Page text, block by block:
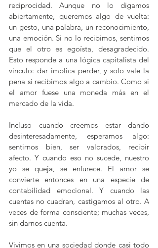
reciprocidad. Aunque no lo digamos
abiertamente, queremos algo de vuelta:
un gesto, una palabra, un reconocimiento,
una emoción. Si no lo recibimos, sentimos
que el otro es egoísta, desagradecido.
Esto responde a una lógica capitalista del
vínculo: dar implica perder, y solo vale la
pena si recibimos algo a cambio. Como si
el amor fuese una moneda más en el
mercado de la vida.
Incluso cuando creemos estar dando
desinteresadamente, esperamos algo:
sentirnos bien, ser valorados, recibir
afecto. Y cuando eso no sucede, nuestro
yo se queja, se enfurece. El amor se
convierte entonces en una especie de
contabilidad emocional. Y cuando las
cuentas no cuadran, castigamos al otro. A
veces de forma consciente; muchas veces,
sin darnos cuenta.
Vivimos en una sociedad donde casi todo